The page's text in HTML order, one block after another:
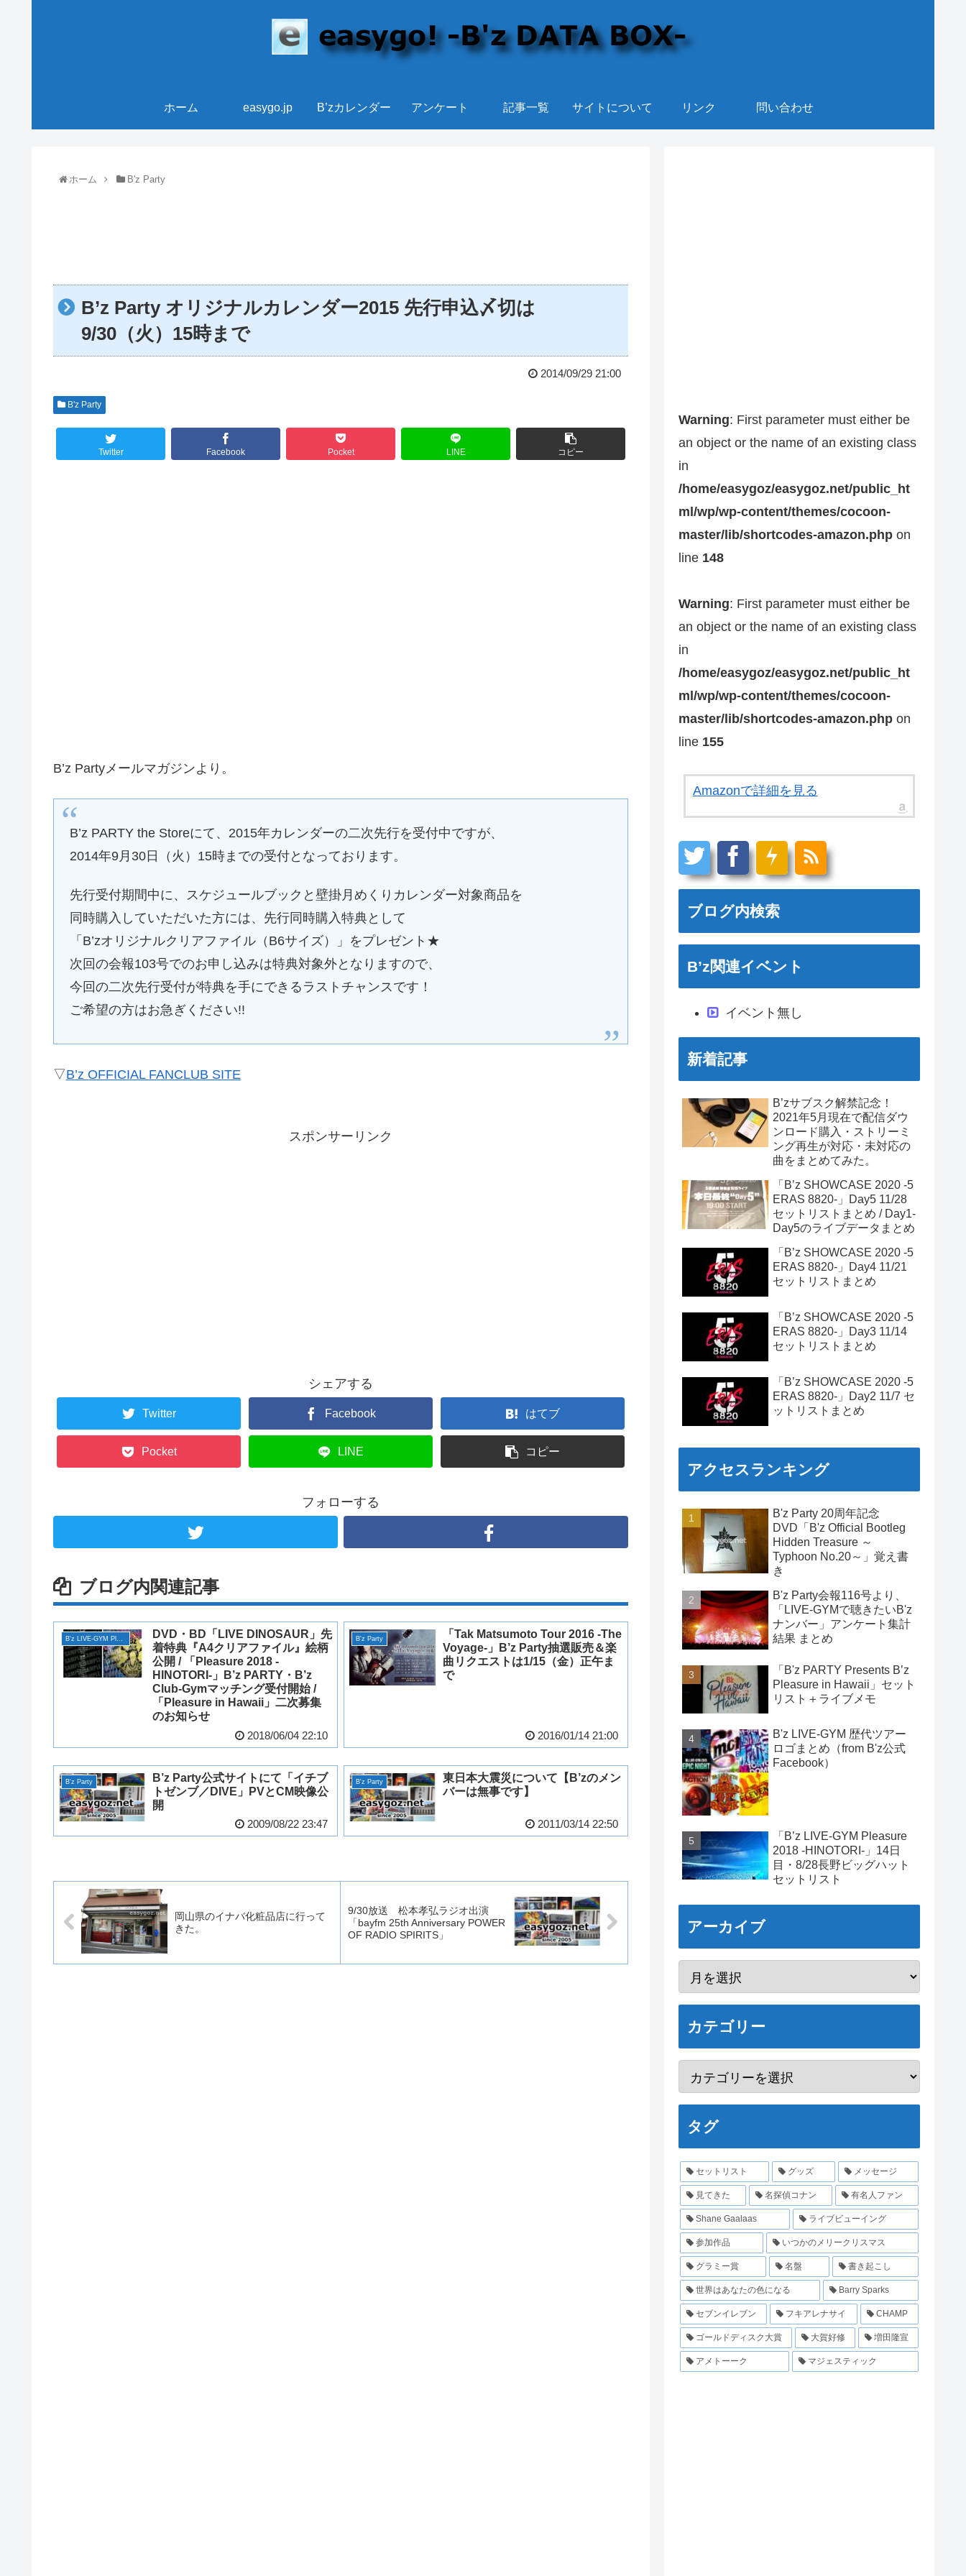
ホーム easygo.jp B’zカレンダー アンケート 記事一覧 サイトについて リンク 問い合わせ
ホーム B'z Party
B’z Party オリジナルカレンダー2015 先行申込〆切は
9/30（火）15時まで
2014/09/29 21:00
B'z Party
Twitter Facebook Pocket LINE コピー
B’z Partyメールマガジンより。
B’z PARTY the Storeにて、2015年カレンダーの二次先行を受付中ですが、
2014年9月30日（火）15時までの受付となっております。
先行受付期間中に、スケジュールブックと壁掛月めくりカレンダー対象商品を
同時購入していただいた方には、先行同時購入特典として
「B’zオリジナルクリアファイル（B6サイズ）」をプレゼント★
次回の会報103号でのお申し込みは特典対象外となりますので、
今回の二次先行受付が特典を手にできるラストチャンスです！
ご希望の方はお急ぎください!!
▽B’z OFFICIAL FANCLUB SITE
スポンサーリンク
シェアする
Twitter Facebook はてブ
Pocket LINE コピー
フォローする
ブログ内関連記事
DVD・BD「LIVE DINOSAUR」先
着特典『A4クリアファイル』絵柄
公開 / 「Pleasure 2018 -
HINOTORI-」B’z PARTY・B’z
Club-Gymマッチング受付開始 /
「Pleasure in Hawaii」二次募集
のお知らせ
2018/06/04 22:10
B'z Party
「Tak Matsumoto Tour 2016 -The
Voyage-」B’z Party抽選販売＆楽
曲リクエストは1/15（金）正午ま
で
2016/01/14 21:00
B'z Party
B’z Party公式サイトにて「イチブ
トゼンブ／DIVE」PVとCM映像公
開
2009/08/22 23:47
B'z Party
東日本大震災について【B’zのメン
バーは無事です】
2011/03/14 22:50
岡山県のイナバ化粧品店に行って
きた。
9/30放送 松本孝弘ラジオ出演
「bayfm 25th Anniversary POWER
OF RADIO SPIRITS」
Warning: First parameter must either be
an object or the name of an existing class
in
/home/easygoz/easygoz.net/public_ht
ml/wp/wp-content/themes/cocoon-
master/lib/shortcodes-amazon.php on
line 148
Warning: First parameter must either be
an object or the name of an existing class
in
/home/easygoz/easygoz.net/public_ht
ml/wp/wp-content/themes/cocoon-
master/lib/shortcodes-amazon.php on
line 155
Amazonで詳細を見る
ブログ内検索
B’z関連イベント
イベント無し
新着記事
B’zサブスク解禁記念！
2021年5月現在で配信ダウ
ンロード購入・ストリーミ
ング再生が対応・未対応の
曲をまとめてみた。
「B’z SHOWCASE 2020 -5
ERAS 8820-」Day5 11/28
セットリストまとめ / Day1-
Day5のライブデータまとめ
「B’z SHOWCASE 2020 -5
ERAS 8820-」Day4 11/21
セットリストまとめ
「B’z SHOWCASE 2020 -5
ERAS 8820-」Day3 11/14
セットリストまとめ
「B’z SHOWCASE 2020 -5
ERAS 8820-」Day2 11/7 セ
ットリストまとめ
アクセスランキング
B'z Party 20周年記念
DVD「B'z Official Bootleg
Hidden Treasure ～
Typhoon No.20～」覚え書
き
B'z Party会報116号より、
「LIVE-GYMで聴きたいB'z
ナンバー」アンケート集計
結果 まとめ
「B'z PARTY Presents B’z
Pleasure in Hawaii」セット
リスト＋ライブメモ
B'z LIVE-GYM 歴代ツアー
ロゴまとめ（from B'z公式
Facebook）
「B’z LIVE-GYM Pleasure
2018 -HINOTORI-」14日
目・8/28長野ビッグハット
セットリスト
アーカイブ
カテゴリー
タグ
セットリスト グッズ メッセージ
見てきた 名探偵コナン 有名人ファン
Shane Gaalaas ライブビューイング
参加作品 いつかのメリークリスマス
グラミー賞 名盤 書き起こし
世界はあなたの色になる Barry Sparks
セブンイレブン フキアレナサイ CHAMP
ゴールドディスク大賞 大賀好修 増田隆宣
アメトーーク マジェスティック